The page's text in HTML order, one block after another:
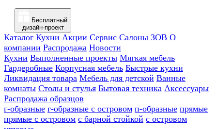
Бесплатный
дизайн-проект
Каталог Кухни Акции Сервис Салоны ЗОВ О
компании Распродажа Новости
Кухни Выполненные проекты Мягкая мебель
Гардеробные Корпусная мебель Быстрые кухни
Ликвидация товара Мебель для детской Ванные
комнаты Столы и стулья Бытовая техника Аксессуары
Распродажа образцов
г-образные г-образные с островом п-образные прямые
прямые с островом с барной стойкой с островом